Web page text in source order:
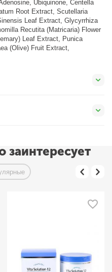
Ubiquinone, Centella
Root Extract, Scutellaria
Leaf Extract, Glycyrrhiza
Recutita (Matricaria) Flower
Leaf Extract, Punica
(Olive) Fruit Extract,
заинтересует